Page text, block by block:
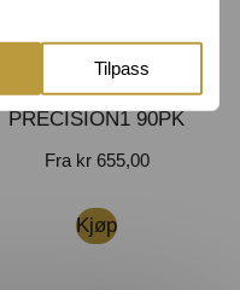
Tilpass
PRECISION1 90PK
Fra kr655,00
Kjøp